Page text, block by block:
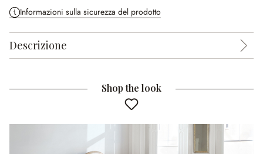
Informazioni sulla sicurezza del prodotto
Descrizione
Shop the look